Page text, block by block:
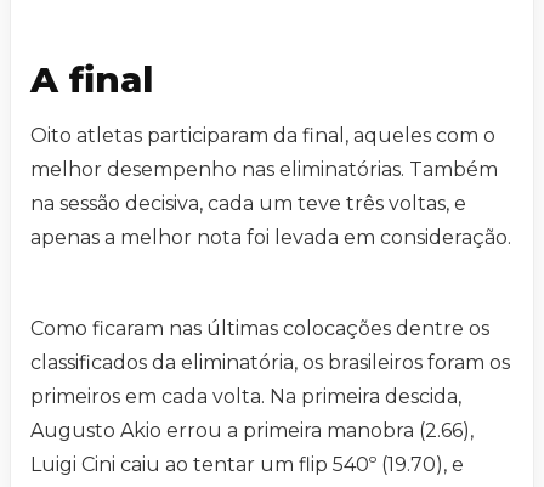
A final
Oito atletas participaram da final, aqueles com o
melhor desempenho nas eliminatórias. Também
na sessão decisiva, cada um teve três voltas, e
apenas a melhor nota foi levada em consideração.
Como ficaram nas últimas colocações dentre os
classificados da eliminatória, os brasileiros foram os
primeiros em cada volta. Na primeira descida,
Augusto Akio errou a primeira manobra (2.66),
Luigi Cini caiu ao tentar um flip 540º (19.70), e